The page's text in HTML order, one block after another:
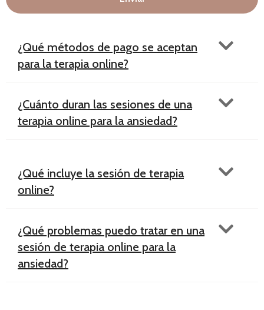
¿Qué métodos de pago se aceptan
para la terapia online?
¿Cuánto duran las sesiones de una
terapia online para la ansiedad?
¿Qué incluye la sesión de terapia
online?
¿Qué problemas puedo tratar en una
sesión de terapia online para la
ansiedad?